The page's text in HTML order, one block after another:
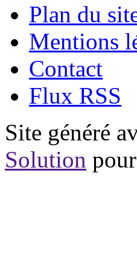
Plan du
Mentions
Contact
Flux RSS
Site généré
Solution